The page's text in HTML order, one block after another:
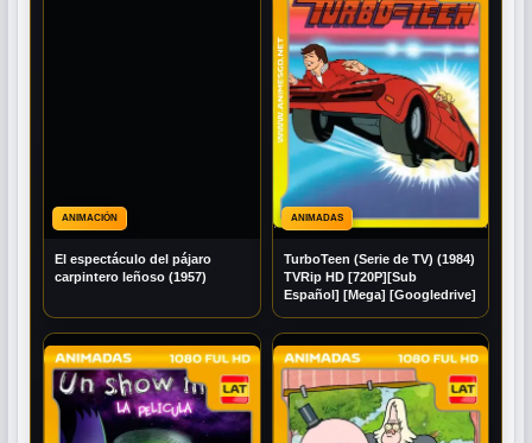
ANIMACIÓN
El espectáculo del pájaro
carpintero leñoso (1957)
ANIMADAS
TurboTeen (Serie de TV) (1984)
TVRip HD [720P][Sub
Español] [Mega] [Googledrive]